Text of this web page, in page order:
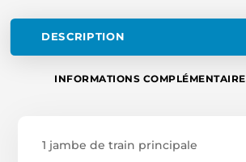
DESCRIPTION
INFORMATIONS
1 jambe de train principale